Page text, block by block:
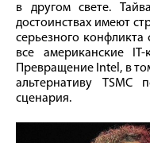
в другом свете.
достоинствах имеют
серьезного конфликта
все американские
Превращение Intel, в
альтернативу TSMC
сценария.